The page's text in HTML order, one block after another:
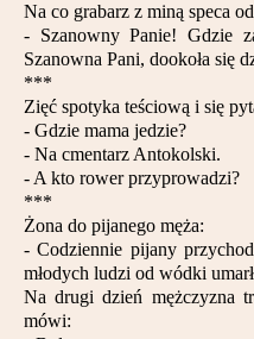
Na co grabarz z miną speca
- Szanowny Panie! Gdzie
Szanowna Pani, dookoła się
***
Zięć spotyka teściową i się
- Gdzie mama jedzie?
- Na cmentarz Antokolski.
- A kto rower przyprowadzi?
***
Żona do pijanego męża:
- Codziennie pijany
młodych ludzi od wódki
Na drugi dzień mężczyzna
mówi: